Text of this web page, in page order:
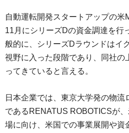
自動運転開発スタートアップの米
11月にシリーズDの資金調達を行
般的に、シリーズDラウンドはイ
視野に入った段階であり、同社の
ってきていると言える。
日本企業では、東京大学発の物流
であるRENATUS ROBOTICSが
場に向け、米国での事業展開や資